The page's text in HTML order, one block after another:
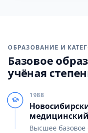
ОБРАЗОВАНИЕ И
Базовое
учёная
1988
Высшее базовое